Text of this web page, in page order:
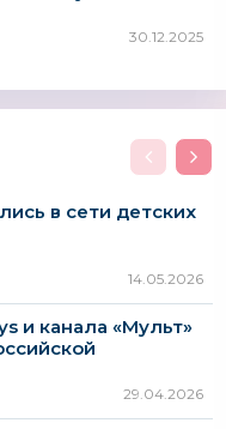
30.12.2025
в сети детских
14.05.2026
и канала «Мульт»
29.04.2026